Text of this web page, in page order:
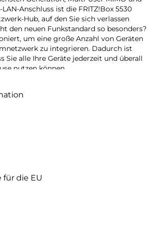
Anschluss ist die FRITZ!Box 5530
Hub, auf den Sie sich verlassen
den neuen Funkstandard so besonders?
um eine große Anzahl von Geräten
zu integrieren. Dadurch ist
Sie alle Ihre Geräte jederzeit und überall
nutzen können.
Fiber unterstützt Mesh-WLAN, sodass
und Fotos nahtlos in jeden Winkel Ihres
oder Ihres Büros gelangen. Wie
FRITZ! Geräte arbeiten als Teil eines
zusammen, kommunizieren miteinander
drahtlose Geräte- und Netzwerknutzung.
Sie hohe Geschwindigkeiten beim Surfen,
Anstatt auf atemberaubendes HD-
Lieblingsmusik zu warten, warten Ihre
die EU